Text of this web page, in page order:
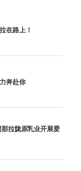
在路上！
奔赴你
拉陇原乳业开展爱